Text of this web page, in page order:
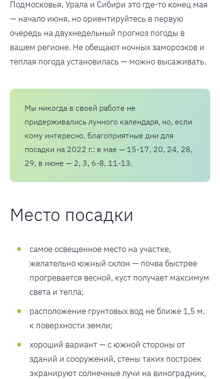
Подмосковья, Урала и Сибири это где-то конец мая
— начало июня, но ориентируйтесь в первую
очередь на двухнедельный прогноз погоды в
вашем регионе. Не обещают ночных заморозков и
теплая погода установилась — можно высаживать.
Мы никогда в своей работе не
придерживались лунного календаря, но, если
кому интересно, благоприятные дни для
посадки на 2022 г.: в мае — 15-17, 20, 24, 28,
29, в июне — 2, 3, 6-8, 11-13.
Место посадки
самое освещенное место на участке,
желательно южный склон — почва быстрее
прогревается весной, куст получает максимум
света и тепла;
расположение грунтовых вод не ближе 1,5 м.
к поверхности земли;
хороший вариант — с южной стороны от
зданий и сооружений, стены таких построек
экранируют солнечные лучи на виноградник,